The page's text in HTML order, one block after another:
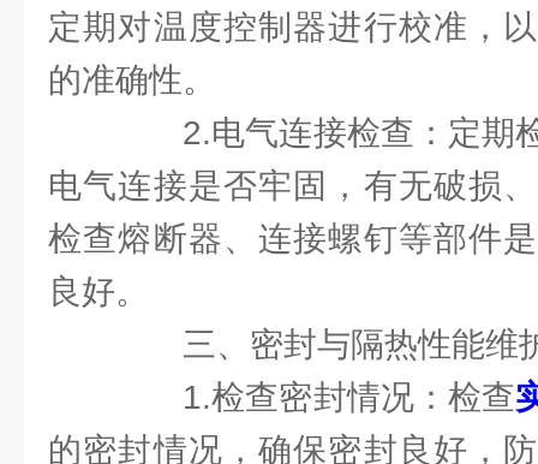
定期对温度控制器进行校准，
的准确性。
2.电气连接检查：定期
电气连接是否牢固，有无破损
检查熔断器、连接螺钉等部件
良好。
三、密封与隔热性能维
1.检查密封情况：检查
的密封情况，确保密封良好，